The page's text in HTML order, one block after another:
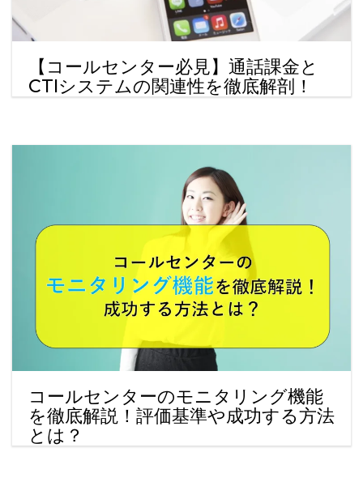
【コールセンター必見】通話課金と
CTIシステムの関連性を徹底解剖！
コールセンターのモニタリング機能
を徹底解説！評価基準や成功する方法
とは？